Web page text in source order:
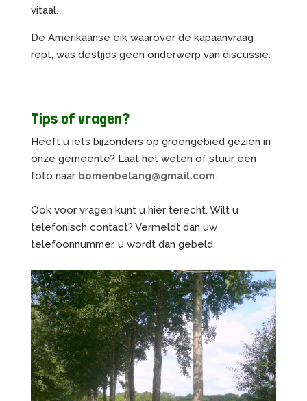
vitaal.
De Amerikaanse eik waarover de kapaanvraag
rept, was destijds geen onderwerp van discussie.
Tips of vragen?
Heeft u iets bijzonders op groengebied gezien in
onze gemeente? Laat het weten of stuur een
foto naar bomenbelang@gmail.com.
Ook voor vragen kunt u hier terecht. Wilt u
telefonisch contact? Vermeldt dan uw
telefoonnummer, u wordt dan gebeld.